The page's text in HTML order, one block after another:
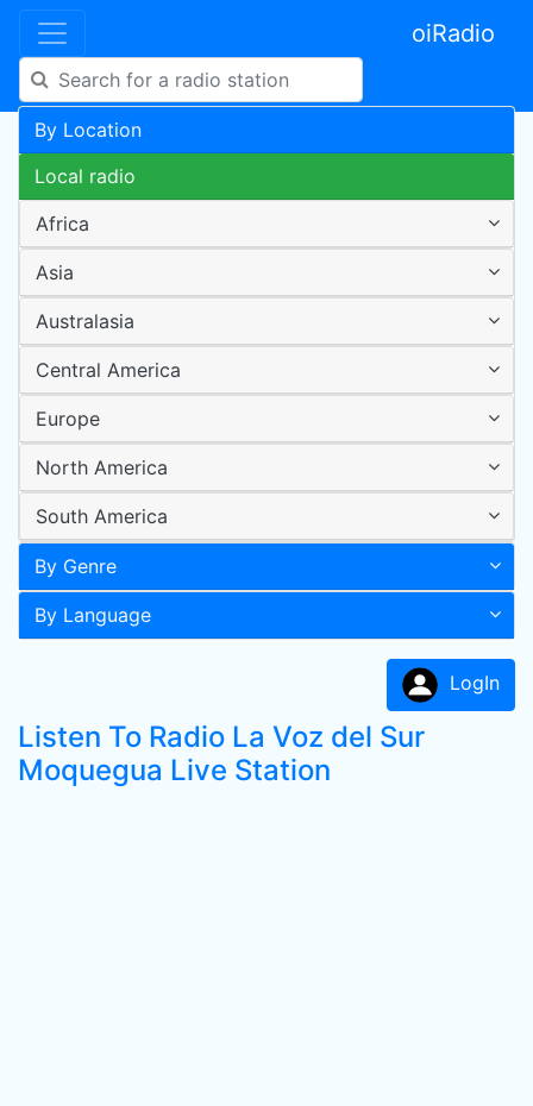
oiRadio
By Location
Local radio
Africa
Asia
Australasia
Central America
Europe
North America
South America
By Genre
By Language
LogIn
Listen To Radio La Voz del Sur
Moquegua Live Station